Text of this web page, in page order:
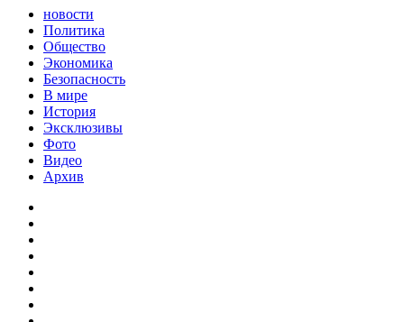
новости
Политика
Общество
Экономика
Безопасность
В мире
История
Эксклюзивы
Фото
Видео
Архив